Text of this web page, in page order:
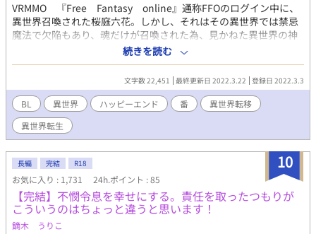
VRMMO 『Free Fantasy online』通称FFOのログイン中に、
異世界召喚された桜庭六花。しかし、それはその異世界では禁忌
魔法で欠陥もあり、魂だけが召喚された為、見かねた異世界の神
が急遽アバターをかたどった身体を創って魂を容れたが、馴染む
前に召喚陣に転移してしまう。 結果、隷属の首輪で奴隷として生
きることになり･･･。 主人公の待遇はかなり酷いです。（身体的
にも精神的にも辛い） 後に救い出され、溺愛されてハッピーエン
ド予定。 設定が仕事しませんでした。全員キャラが暴走。ノリと
勢いで書いてるので、それでもよかったら読んで下さい。 番外編
を追加していましたが、長くなって収拾つかなくなりそうなので
こちらは完結にします。 読んでくださってありがとう御座いまし
た。 別タイトルで番外編を書く予定です。
続きを読む
文字数 22,451 最終更新日 2022.3.22 登録日 2022.3.3
BL 異世界 ハッピーエンド 番
異世界転移
異世界転生
10
長編 完結 R18
お気に入り : 1,731 24h.ポイント : 85
【完結】不憫令息を幸せにする。責任を取ったつもりが
こういうのはちょっと違うと思います！
鏑木 うりこ